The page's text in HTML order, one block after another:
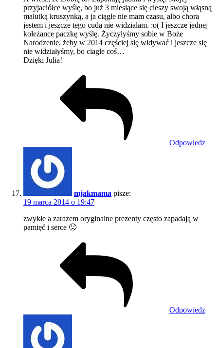
przyjaciółce wyślę, bo już 3 miesiące się cieszy swoją włąsną
malutką kruszynką, a ja ciągle nie mam czasu, albo chora
jestem i jeszcze tego cuda nie widziałam. :o( I jeszcze jednej
koleżance paczkę wyślę. Życzyłyśmy sobie w Boże
Narodzenie, żeby w 2014 częściej się widywać i jeszcze się
nie widziałyśmy, bo ciagle coś…
Dzięki Julia!
Odpowiedz
mjakmama pisze:
19 marca 2014 o 19:47
zwykłe a zarazem oryginalne prezenty często zapadają w
pamięć i serce 🙂
Odpowiedz